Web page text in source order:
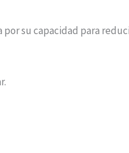
su capacidad para